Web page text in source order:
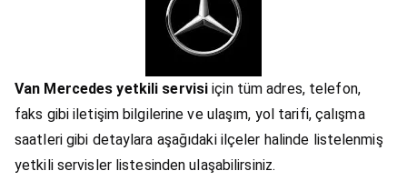
Van Mercedes yetkili servisi için tüm adres, telefon,
faks gibi iletişim bilgilerine ve ulaşım, yol tarifi, çalışma
saatleri gibi detaylara aşağıdaki ilçeler halinde listelenmiş
yetkili servisler listesinden ulaşabilirsiniz.